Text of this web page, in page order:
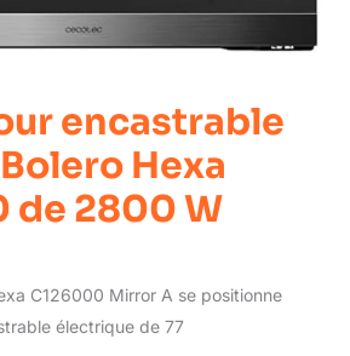
encastrable
Hexa
de 2800 W
C126000 Mirror A se positionne
électrique de 77